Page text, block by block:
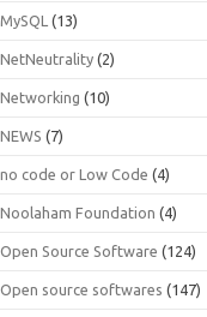
MySQL (13)
NetNeutrality (2)
Networking (10)
NEWS (7)
no code or Low Code (4)
Noolaham Foundation (4)
Open Source Software (124)
Open source softwares (147)